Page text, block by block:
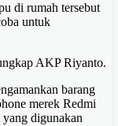
di rumah tersebut
untuk
AKP Riyanto.
barang
merek Redmi
digunakan